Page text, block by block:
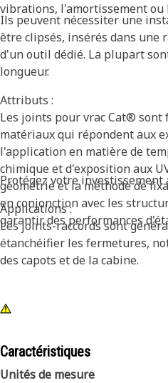
vibrations, l'amortissement
Ils peuvent nécessiter une
être clipsés, insérés dans une
d'un outil dédié. La plupart
longueur.
Attributs :
Les joints pour vrac Cat® sont
matériaux qui répondent aux
l'application en matière de
chimique et d'exposition aux
géométrie et la méthode de
en conjonction avec les
garantir des performances
Protégez votre investissement
Applications :
Les joints-raccords sont
étanchéifier les fermetures,
des capots et de la cabine.
Caractéristiques
Unités de mesure